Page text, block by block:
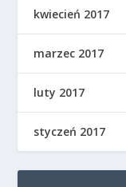
kwiecień 2017
marzec 2017
luty 2017
styczeń 2017